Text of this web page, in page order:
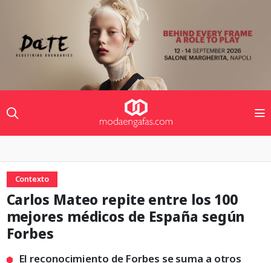
Contexto
Carlos Mateo repite entre los 100
mejores médicos de España según
Forbes
El reconocimiento de Forbes se suma a otros